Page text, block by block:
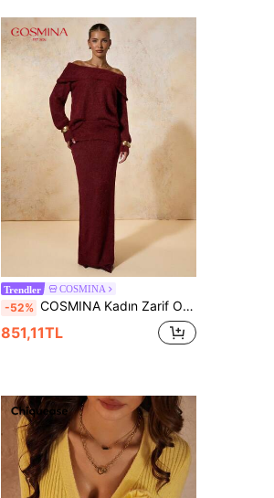
Trendler COSMINA
-52% COSMINA Kadın Zarif Omuz Açık Uzun Kollu Kazak ve Örme Midi Etek 2 Parça Takım, Günlük Kullanıma Uygun, Sonbahar/Kış Noel 2 Parça Set
851,11TL